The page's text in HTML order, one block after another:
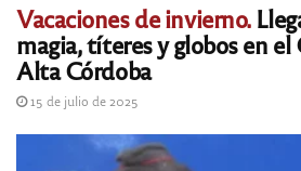
Vacaciones de invierno.
magia, títeres y globos en
Alta Córdoba
15 de julio de 2025